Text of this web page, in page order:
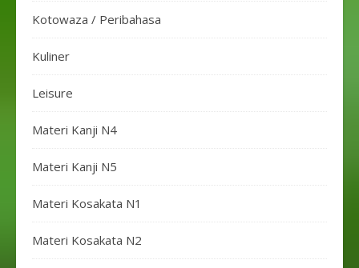
Kotowaza / Peribahasa
Kuliner
Leisure
Materi Kanji N4
Materi Kanji N5
Materi Kosakata N1
Materi Kosakata N2